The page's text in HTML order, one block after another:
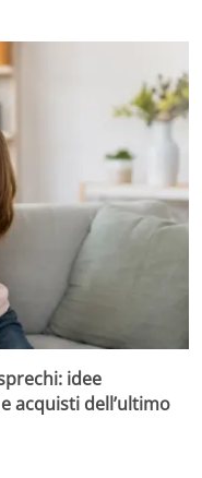
idee
acquisti dell’ultimo